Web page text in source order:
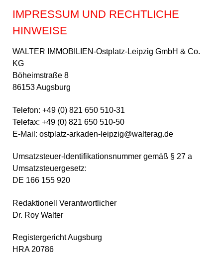
IMPRESSUM UND RECHTLICHE
HINWEISE
WALTER IMMOBILIEN-Ostplatz-Leipzig GmbH & Co.
KG
Böheimstraße 8
86153 Augsburg
Telefon: +49 (0) 821 650 510-31
Telefax: +49 (0) 821 650 510-50
E-Mail: ostplatz-arkaden-leipzig@walterag.de
Umsatzsteuer-Identifikationsnummer gemäß § 27 a
Umsatzsteuergesetz:
DE 166 155 920
Redaktionell Verantwortlicher
Dr. Roy Walter
Registergericht Augsburg
HRA 20786